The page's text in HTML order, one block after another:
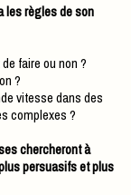
les règles de son
faire ou non ?
?
vitesse dans des
complexes ?
chercheront à
persuasifs et plus